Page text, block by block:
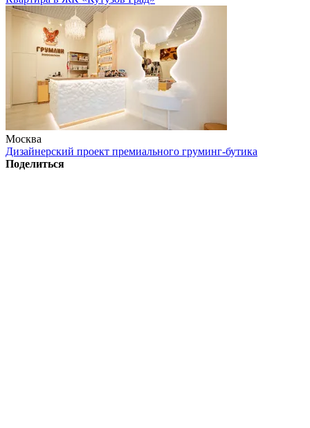
Москва
Дизайнерский проект премиального груминг-бутика
Поделиться